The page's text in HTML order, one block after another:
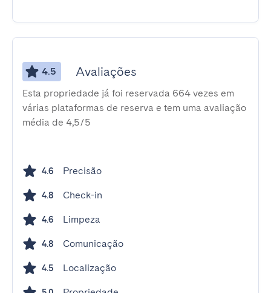
4.5 Avaliações
Esta propriedade já foi reservada 664 vezes em
várias plataformas de reserva e tem uma avaliação
média de 4,5/5
4.6 Precisão
4.8 Check-in
4.6 Limpeza
4.8 Comunicação
4.5 Localização